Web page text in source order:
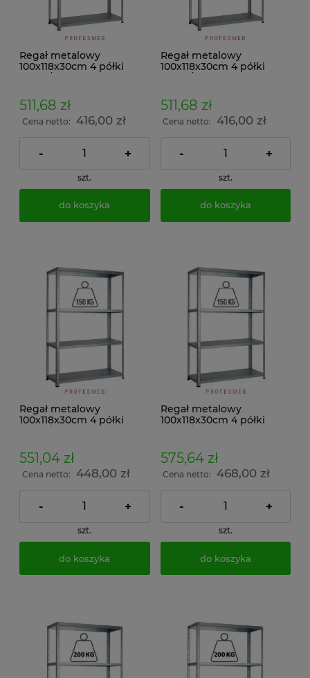
Regał metalowy
100x118x30cm 4 półki
100kg/p malowany
dokumenty w archiwum i
do magazynu
511,68 zł
Cena netto: 416,00 zł
- +
szt.
do koszyka
Regał metalowy
100x118x30cm 4 półki
100kg/p ocynkowany
dokumenty w archiwum i
do magazynu
511,68 zł
Cena netto: 416,00 zł
- +
szt.
do koszyka
Regał metalowy
100x118x30cm 4 półki
dokumenty w archiwum i
do magazynu
551,04 zł
Cena netto: 448,00 zł
- +
szt.
do koszyka
Regał metalowy
100x118x30cm 4 półki
dokumenty w archiwum i
do magazynu
575,64 zł
Cena netto: 468,00 zł
- +
szt.
do koszyka